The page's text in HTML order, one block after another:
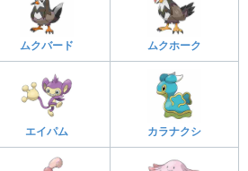
ムクバード ムクホーク
エイパム カラナクシ